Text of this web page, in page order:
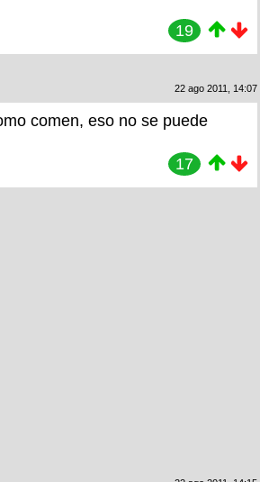
19
22 ago 2011, 14:07
comen, eso no se puede
17